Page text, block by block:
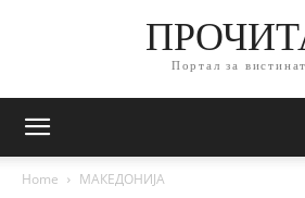
Портал за
Home МАКЕДОНИЈА